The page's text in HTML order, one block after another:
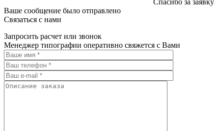
Спасибо за заявку
Ваше сообщение было отправлено
Связаться с нами
Запросить расчет или звонок
Менеджер типографии оперативно свяжется с Вами